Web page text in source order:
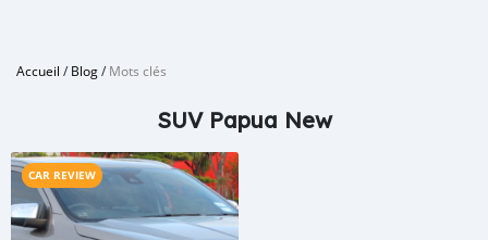
Accueil /Blog/Mots clés
SUV Papua New
CAR REVIEW